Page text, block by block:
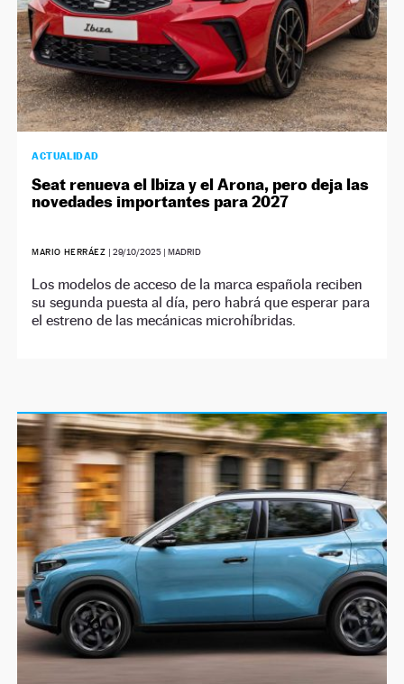
ACTUALIDAD
Seat renueva el Ibiza y el Arona, pero deja las
novedades importantes para 2027
MARIO HERRÁEZ | 29/10/2025| MADRID
Los modelos de acceso de la marca española reciben
su segunda puesta al día, pero habrá que esperar para
el estreno de las mecánicas microhíbridas.